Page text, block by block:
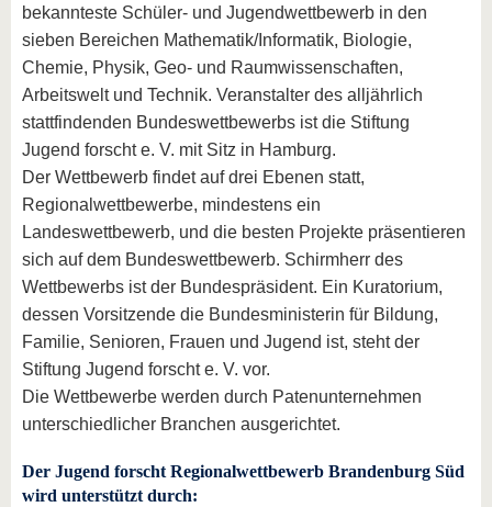
bekannteste Schüler- und Jugendwettbewerb in den
sieben Bereichen Mathematik/Informatik, Biologie,
Chemie, Physik, Geo- und Raumwissenschaften,
Arbeitswelt und Technik. Veranstalter des alljährlich
stattfindenden Bundeswettbewerbs ist die Stiftung
Jugend forscht e. V. mit Sitz in Hamburg.
Der Wettbewerb findet auf drei Ebenen statt,
Regionalwettbewerbe, mindestens ein
Landeswettbewerb, und die besten Projekte präsentieren
sich auf dem Bundeswettbewerb. Schirmherr des
Wettbewerbs ist der Bundespräsident. Ein Kuratorium,
dessen Vorsitzende die Bundesministerin für Bildung,
Familie, Senioren, Frauen und Jugend ist, steht der
Stiftung Jugend forscht e. V. vor.
Die Wettbewerbe werden durch Patenunternehmen
unterschiedlicher Branchen ausgerichtet.
Der Jugend forscht Regionalwettbewerb Brandenburg Süd
wird unterstützt durch: